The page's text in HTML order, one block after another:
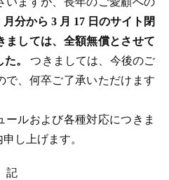
月分から 3 月 17 日のサイト閉
ましては、全額無償とさせて
た。つきましては、今後のご
で、何卒ご了承いただけます
ルおよび各種対応につきま
し上げます。
記